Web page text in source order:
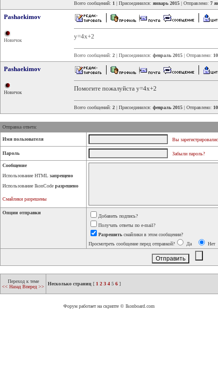
Всего сообщений: 1 | Присоединился: январь 2015 | Отправлено: 7
Pashaekimov
Новичок
y=4x+2
Всего сообщений: 2 | Присоединился: февраль 2015 | Отправлено:
Pashaekimov
Новичок
Помогите пожалуйста y=4x+2
Всего сообщений: 2 | Присоединился: февраль 2015 | Отправлено:
Отправка ответа:
Имя пользователя Вы
Пароль Забыли пароль?
Сообщение
Использование HTML запрещено
Использование IkonCode разрешено
Смайлики разрешены
Опции отправки
Добавить подпись?
Получать ответы по e-mail?
Разрешить смайлики в этом сообщении?
Просмотреть сообщение перед отправкой?
Да Нет
Переход к теме
<< Назад Вперед >>
Несколько страниц [ 1 2 3 4 5 6 ]
Форум работает на скрипте © Ikonboard.com